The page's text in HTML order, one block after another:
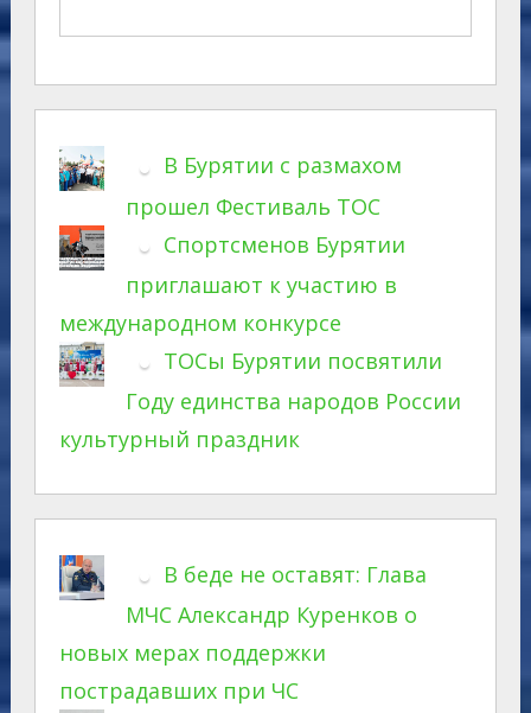
В Бурятии с размахом
прошел Фестиваль ТОС
Спортсменов Бурятии
приглашают к участию в
международном конкурсе
ТОСы Бурятии посвятили
Году единства народов России
культурный праздник
В беде не оставят: Глава
МЧС Александр Куренков о
новых мерах поддержки
пострадавших при ЧС